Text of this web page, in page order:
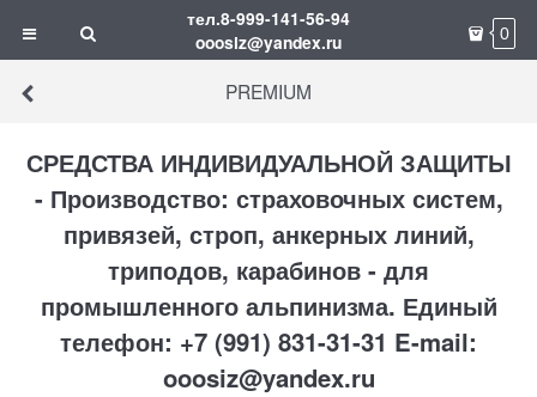
тел.8-999-141-56-94
ooosiz@yandex.ru
0
PREMIUM
СРЕДСТВА ИНДИВИДУАЛЬНОЙ ЗАЩИТЫ
- Производство: страховочных систем,
привязей, строп, анкерных линий,
триподов, карабинов - для
промышленного альпинизма. Единый
телефон: +7 (991) 831-31-31 E-mail:
ooosiz@yandex.ru